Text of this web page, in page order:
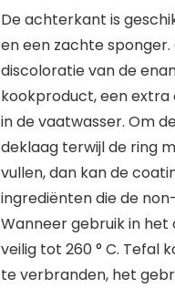
De achterkant is
en een zachte
discoloratie van de
kookproduct, een
in de vaatwasser. Om
deklaag terwijl de ring
vullen, dan kan de
ingrediënten die de
Wanneer gebruik in
veilig tot 260 ° C. Tefal
te verbranden, het